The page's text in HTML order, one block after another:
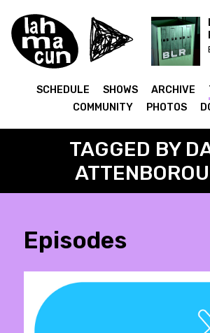
ON AIR
SCHEDULE SHOWS ARCHIVE
COMMUNITY
PHOTOS
TAGGED BY
Episodes